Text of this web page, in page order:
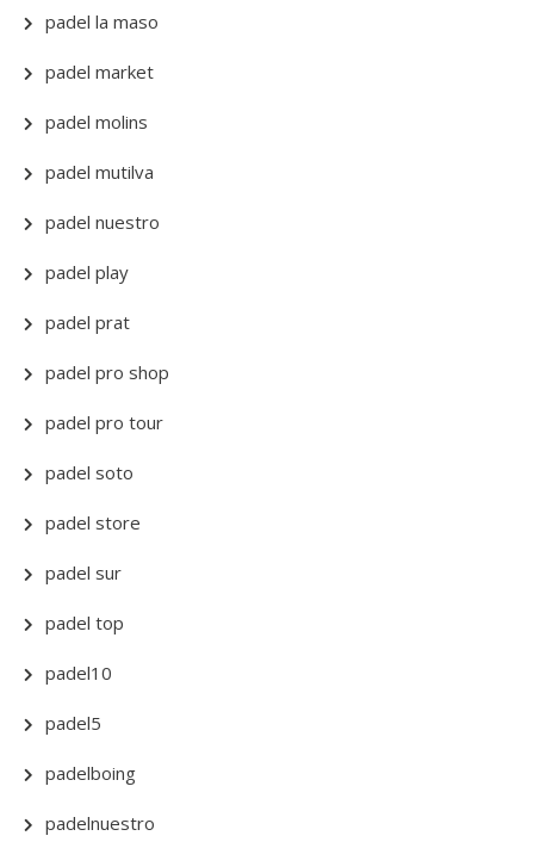
padel la maso
padel market
padel molins
padel mutilva
padel nuestro
padel play
padel prat
padel pro shop
padel pro tour
padel soto
padel store
padel sur
padel top
padel10
padel5
padelboing
padelnuestro